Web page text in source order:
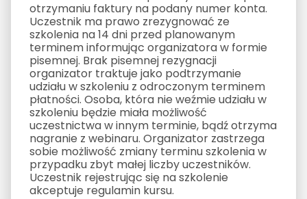
otrzymaniu faktury na podany numer konta.
Uczestnik ma prawo zrezygnować ze
szkolenia na 14 dni przed planowanym
terminem informując organizatora w formie
pisemnej. Brak pisemnej rezygnacji
organizator traktuje jako podtrzymanie
udziału w szkoleniu z odroczonym terminem
płatności. Osoba, która nie weźmie udziału w
szkoleniu będzie miała możliwość
uczestnictwa w innym terminie, bądź otrzyma
nagranie z webinaru. Organizator zastrzega
sobie możliwość zmiany terminu szkolenia w
przypadku zbyt małej liczby uczestników.
Uczestnik rejestrując się na szkolenie
akceptuje regulamin kursu.